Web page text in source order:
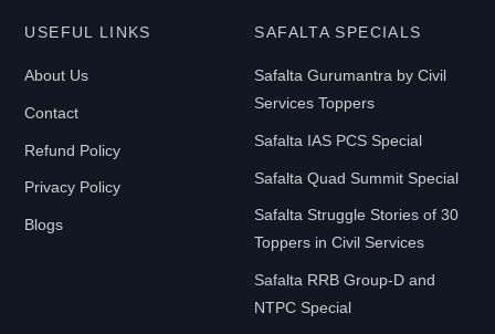
USEFUL LINKS
About Us
Contact
Refund Policy
Privacy Policy
Blogs
SAFALTA SPECIALS
Safalta Gurumantra by Civil
Services Toppers
Safalta IAS PCS Special
Safalta Quad Summit Special
Safalta Struggle Stories of 30
Toppers in Civil Services
Safalta RRB Group-D and
NTPC Special